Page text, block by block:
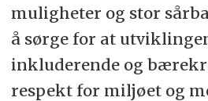
muligheter og stor
å sørge for at
inkluderende og
respekt for miljøet og